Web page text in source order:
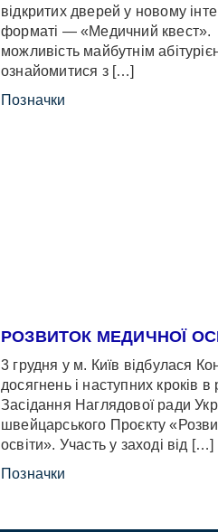
відкритих дверей у новому
форматі — «Медичний квест».
можливість майбутнім
ознайомитися з […]
Позначки
РОЗВИТОК МЕДИЧНОЇ
3 грудня у м. Київ відбулася
досягнень і наступних кроків в
Засідання Наглядової ради
швейцарського Проєкту
освіти». Участь у заході від […]
Позначки